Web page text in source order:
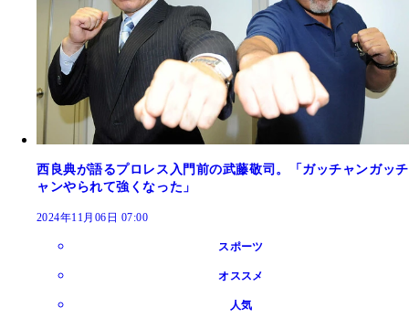
西良典が語るプロレス入門前の武藤敬司。「ガッチャンガッチ
ャンやられて強くなった」
2024年11月06日 07:00
スポーツ
オススメ
人気